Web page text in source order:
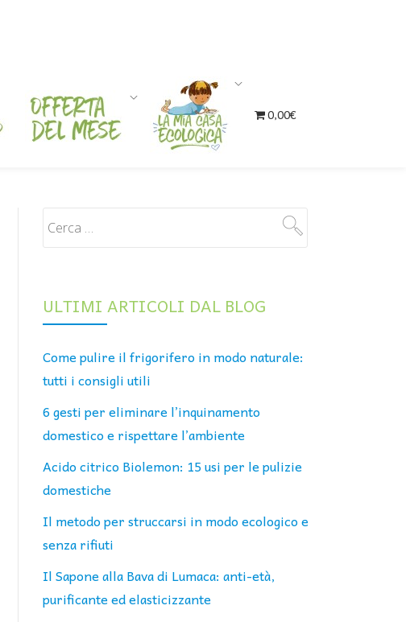
0,00€
ULTIMI ARTICOLI DAL BLOG
Come pulire il frigorifero in modo naturale:
tutti i consigli utili
6 gesti per eliminare l’inquinamento
domestico e rispettare l’ambiente
Acido citrico Biolemon: 15 usi per le pulizie
domestiche
Il metodo per struccarsi in modo ecologico e
senza rifiuti
Il Sapone alla Bava di Lumaca: anti-età,
purificante ed elasticizzante